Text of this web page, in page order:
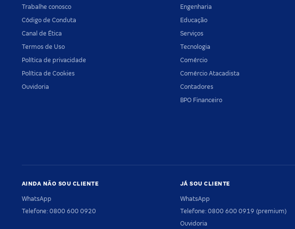
Trabalhe conosco
Código de Conduta
Canal de Ética
Termos de Uso
Política de privacidade
Política de Cookies
Ouvidoria
Engenharia
Educação
Serviços
Tecnologia
Comércio
Comércio Atacadista
Contadores
BPO Financeiro
AINDA NÃO SOU CLIENTE
WhatsApp
Telefone: 0800 600 0920
JÁ SOU CLIENTE
WhatsApp
Telefone: 0800 600 0919 (premium)
Ouvidoria